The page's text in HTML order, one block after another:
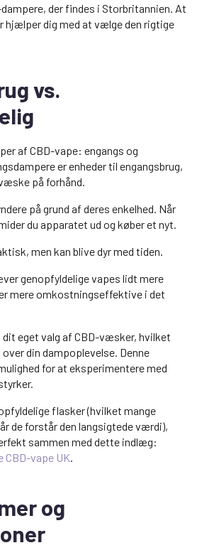
der findes i Storbritannien. At
hjælper dig med at vælge den rigtige
vs.
af CBD-vape: engangs og
er enheder til engangsbrug,
på forhånd.
på grund af deres enkelhed. Når
du apparatet ud og køber et nyt.
men kan blive dyr med tiden.
genopfyldelige vapes lidt mere
mere omkostningseffektive i det
dit eget valg af CBD-væsker, hvilket
din dampoplevelse. Denne
for at eksperimentere med
flasker (hvilket mange
de forstår den langsigtede værdi),
sammen med dette indlæg:
CBD-vape UK.
og